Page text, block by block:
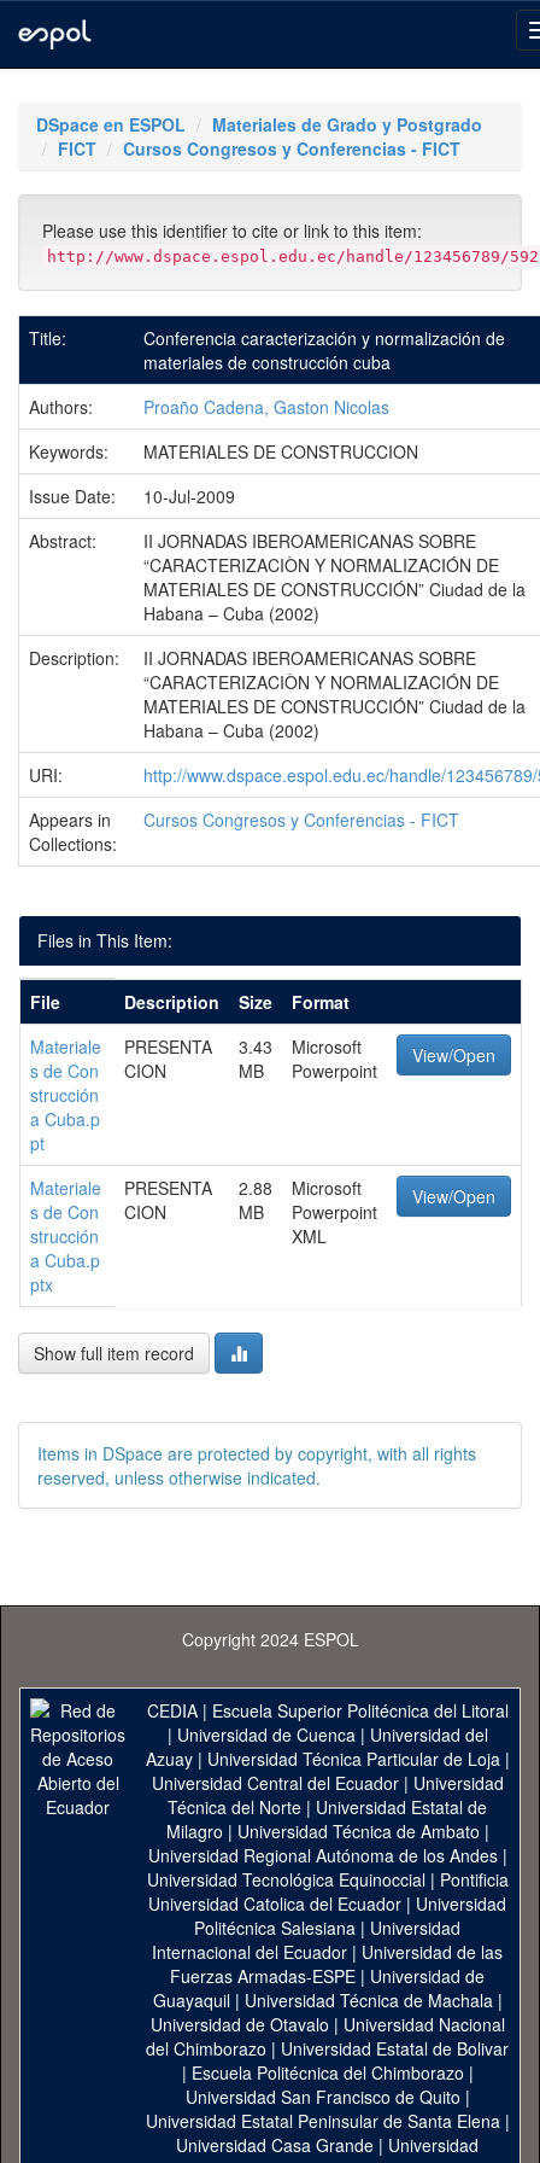
navigationDSpace en ESPOL
Materiales de Grado y Postgrado
FICT
Cursos Congresos y Conferencias - FICT
Please use this identifier to cite or link to this item:
http://www.dspace.espol.edu.ec/handle/123456789/
Title:
Conferencia caracterización y normalización de
materiales de construcción cuba
Authors:
Proaño Cadena, Gaston Nicolas
Keywords:
MATERIALES DE CONSTRUCCION
Issue Date:
10-Jul-2009
Abstract:
II JORNADAS IBEROAMERICANAS SOBRE
“CARACTERIZACIÒN Y NORMALIZACIÓN DE
MATERIALES DE CONSTRUCCIÓN” Ciudad de la
Habana – Cuba (2002)
Description:
II JORNADAS IBEROAMERICANAS SOBRE
“CARACTERIZACIÒN Y NORMALIZACIÓN DE
MATERIALES DE CONSTRUCCIÓN” Ciudad de la
Habana – Cuba (2002)
URI:
http://www.dspace.espol.edu.ec/handle/
Appears in
Collections:
Cursos Congresos y Conferencias - FICT
Files in This Item:
File Description Size
Format
Materiale
s de Con
strucción
a Cuba.p
pt
PRESENTA
CION
3.43
MB
Microsoft
Powerpoint
View/Open
Materiale
s de Con
strucción
a Cuba.p
ptx
PRESENTA
CION
2.88
MB
Microsoft
Powerpoint
XML
View/Open
Show full item record
Items in DSpace are protected by copyright, with all rights
reserved, unless otherwise indicated.
Copyright 2024 ESPOL
CEDIA| Escuela Superior Politécnica del Litoral
| Universidad de Cuenca| Universidad del
Azuay| Universidad Técnica Particular de Loja|
Universidad Central del Ecuador| Universidad
Técnica del Norte | Universidad Estatal de
Milagro | Universidad Técnica de Ambato |
Universidad Regional Autónoma de los Andes|
Universidad Tecnológica Equinoccial| Pontificia
Universidad Catolica del Ecuador | Universidad
Politécnica Salesiana | Universidad
Internacional del Ecuador | Universidad de las
Fuerzas Armadas-ESPE | Universidad de
Guayaquil| Universidad Técnica de Machala|
Universidad de Otavalo | Universidad Nacional
del Chimborazo | Universidad Estatal de Bolivar
| Escuela Politécnica del Chimborazo |
Universidad San Francisco de Quito |
Universidad Estatal Peninsular de Santa Elena|
Universidad Casa Grande | Universidad